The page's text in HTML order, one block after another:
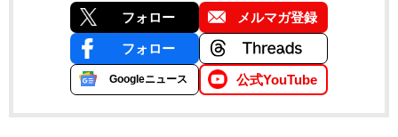
フォロー メルマガ登録
フォロー
Googleニュース 公式YouTube